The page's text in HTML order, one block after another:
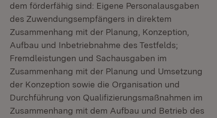
dem förderfähig sind: Eigene Personalausgaben
des Zuwendungsempfängers in direktem
Zusammenhang mit der Planung, Konzeption,
Aufbau und Inbetrieb­nahme des Testfelds;
Fremdleistungen und Sachausgaben im
Zusammenhang mit der Planung und Umsetzung
der Konzeption sowie die Organisation und
Durchführung von Qualifizierungsmaßnahmen im
Zusammenhang mit dem Auf­bau und Betrieb des